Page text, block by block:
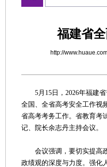
福建省
http://
5月15日，2026年福建省
全国、全省高考安全工作视
省高考考务工作。省教育考
记、院长余志丹主持会议。
会议强调，要切实提高政
政绩观的深度与力度。强化